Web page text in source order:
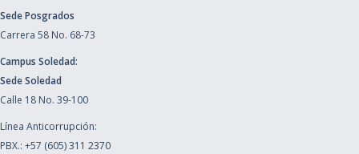
Sede Posgrados
Carrera 58 No. 68-73
Campus Soledad:
Sede Soledad
Calle 18 No. 39-100
Línea Anticorrupción:
PBX.: +57 (605) 311 2370